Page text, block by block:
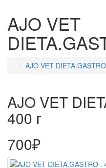
AJO VET
AJO VET
AJO VET
400 г
700₽